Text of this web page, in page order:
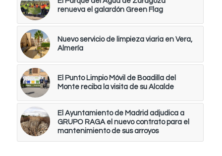
renueva el galardón Green Flag
Nuevo servicio de limpieza viaria en Vera,
Almería
El Punto Limpio Móvil de Boadilla del
Monte reciba la visita de su Alcalde
El Ayuntamiento de Madrid adjudica a
GRUPO RAGA el nuevo contrato para el
mantenimiento de sus arroyos